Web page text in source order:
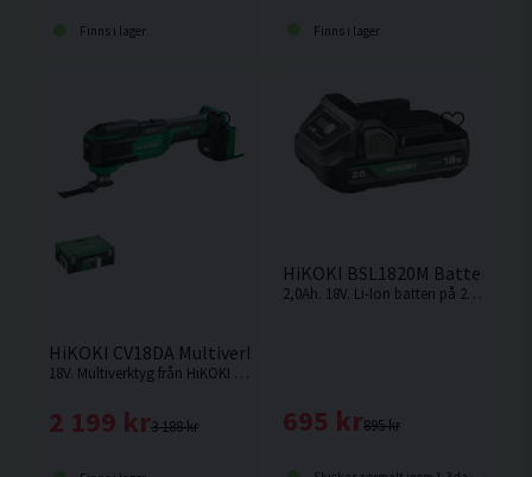
Finns i lager Finns i lager
HiKOKI CV18DA Multiverktyg 18V HSC
18V. Multiverktyg från HiKOKI med Starlock kompatibelt fäste. Levereras utan batteri och laddare.
3 188 kr
2 199 kr
HiKOKI BSL1820M Batteri 18V
2,0Ah. 18V. Li-Ion batteri på 2,0Ah för 18V Sladdlösa Hikoki maskiner med Slide batterifäste. Med batteriindikator.
895 kr
695 kr